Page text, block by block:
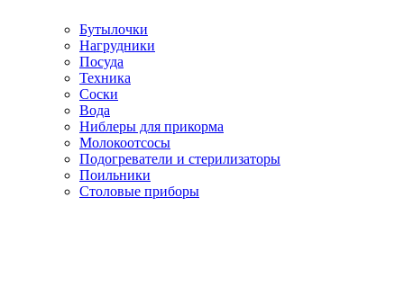
Бутылочки
Нагрудники
Посуда
Техника
Соски
Вода
Ниблеры для прикорма
Молокоотсосы
Подогреватели и стерилизаторы
Поильники
Столовые приборы